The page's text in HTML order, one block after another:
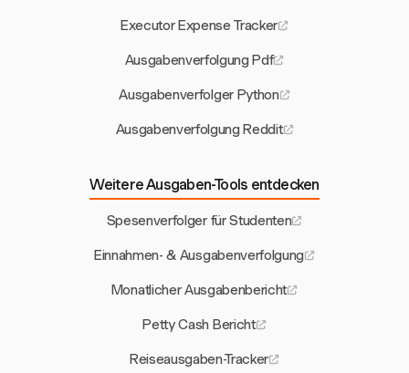
Executor Expense Tracker
Ausgabenverfolgung Pdf
Ausgabenverfolger Python
Ausgabenverfolgung Reddit
Weitere Ausgaben-Tools entdecken
Spesenverfolger für Studenten
Einnahmen- & Ausgabenverfolgung
Monatlicher Ausgabenbericht
Petty Cash Bericht
Reiseausgaben-Tracker